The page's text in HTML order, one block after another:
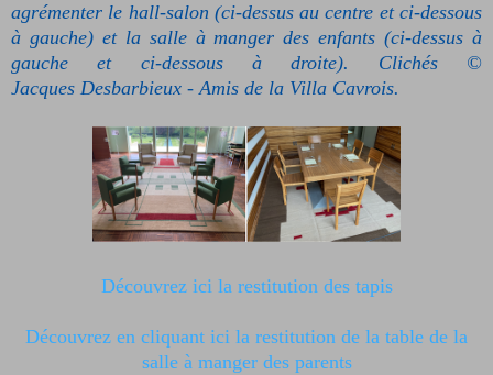
agrémenter le hall-salon (ci-dessus au centre et ci-dessous
à gauche) et la salle à manger des enfants (ci-dessus à
gauche et ci-dessous à droite). Clichés ©
Jacques Desbarbieux - Amis de la Villa Cavrois.
Découvrez ici la restitution des tapis
Découvrez en cliquant ici la restitution de la table de la
salle à manger des parents